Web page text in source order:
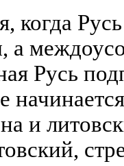
когда
а
Русь
и